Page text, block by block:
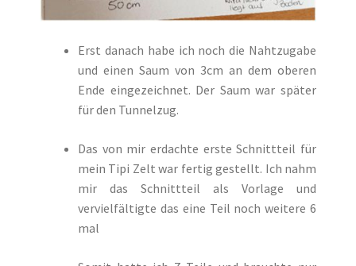
Erst danach habe ich noch die Nahtzugabe
und einen Saum von 3cm an dem oberen
Ende eingezeichnet. Der Saum war später
für den Tunnelzug.
Das von mir erdachte erste Schnittteil für
mein Tipi Zelt war fertig gestellt. Ich nahm
mir das Schnittteil als Vorlage und
vervielfältigte das eine Teil noch weitere 6
mal